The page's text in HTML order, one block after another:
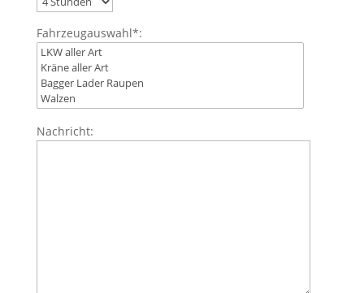
Fahrzeugauswahl*:
Nachricht: